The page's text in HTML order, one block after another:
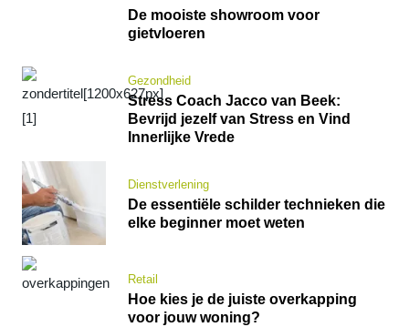
De mooiste showroom voor
gietvloeren
Gezondheid
Stress Coach Jacco van Beek:
Bevrijd jezelf van Stress en Vind
Innerlijke Vrede
Dienstverlening
De essentiële schilder technieken die
elke beginner moet weten
Retail
Hoe kies je de juiste overkapping
voor jouw woning?